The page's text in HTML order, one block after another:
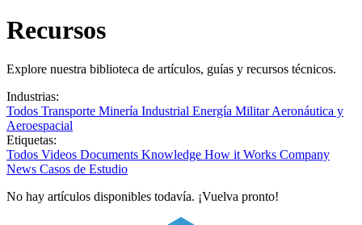
Recursos
Explore nuestra biblioteca de artículos, guías y recursos técnicos.
Industrias:
Todos Transporte Minería Industrial Energía MilitarAeronáutica y
Aeroespacial
Etiquetas:
Todos Videos Documents Knowledge How it Works Company
News Casos de Estudio
No hay artículos disponibles todavía. ¡Vuelva pronto!